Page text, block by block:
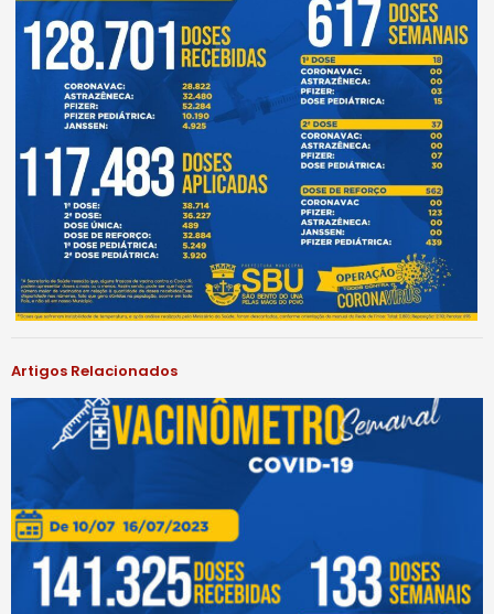
Artigos Relacionados